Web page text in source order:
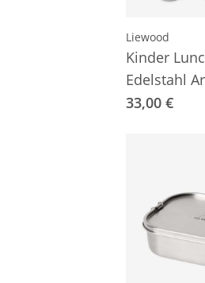
Liewood
Kinder
Edelstahl
33,00 €